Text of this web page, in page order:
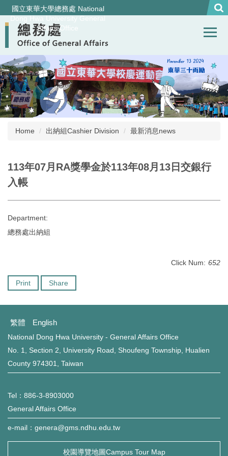
Jump
to
the
main
content
block
國立東華大學總務處 National
Dong Hwa University General
Affairs Office
Home 出納組Cashier Division 最新消息news
113年07月RA獎學金於113年08月13日交銀行
入帳
Department:
總務處出納組
Click Num: 652
Print Share
繁體 English
National Dong Hwa University - General Affairs Office
No. 1, Section 2, University Road, Shoufeng Township, Hualien
County 974301, Taiwan
Tel：886-3-8903000
General Affairs Office
e-mail：genera@gms.ndhu.edu.tw
校園導覽地圖Campus Tour Map